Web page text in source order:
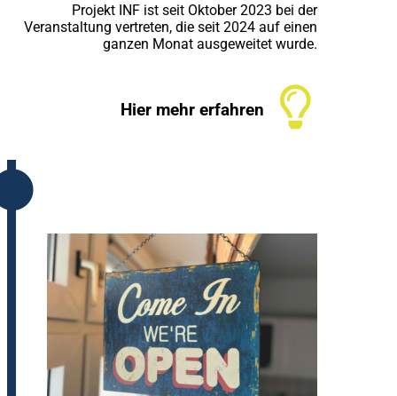
Projekt INF ist seit Oktober 2023 bei der
Veranstaltung vertreten, die seit 2024 auf einen
ganzen Monat ausgeweitet wurde.
Hier mehr erfahren